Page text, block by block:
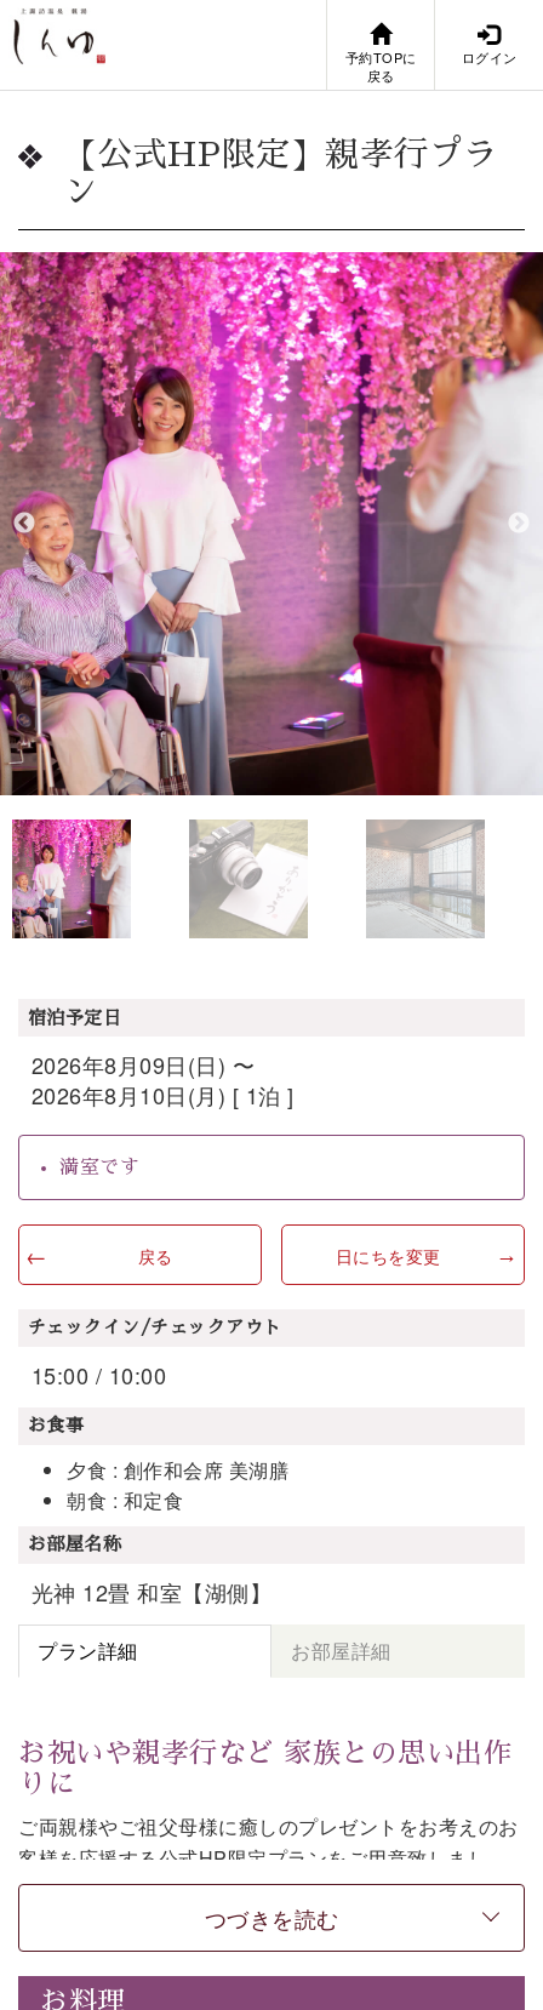
予約TOPに
戻る
ログイン
【公式HP限定】親孝行プラ
ン
宿泊予定日
2026年8月09日(日) 〜
2026年8月10日(月) [ 1泊 ]
満室です
戻る 日にちを変更
チェックイン/チェックアウト
15:00 / 10:00
お食事
夕食 : 創作和会席 美湖膳
朝食 : 和定食
お部屋名称
光神 12畳 和室【湖側】
プラン詳細 お部屋詳細
お祝いや親孝行など 家族との思い出作
りに
ご両親様やご祖父母様に癒しのプレゼントをお考えのお
客様を応援する公式HP限定プランをご用意致しまし
た。
日頃なかなか言えない感謝の気持ちを
お伝えし
てみてはいかがでしょうか。
-----------【安心への取り組み】----------
つづきを読む
お料理